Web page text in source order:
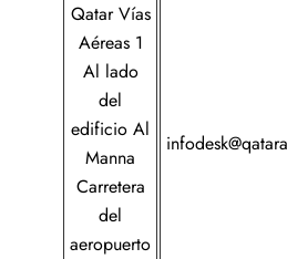
Qatar Vías
Aéreas 1
Al lado
del
edificio Al
Manna
Carretera
del
aeropuerto